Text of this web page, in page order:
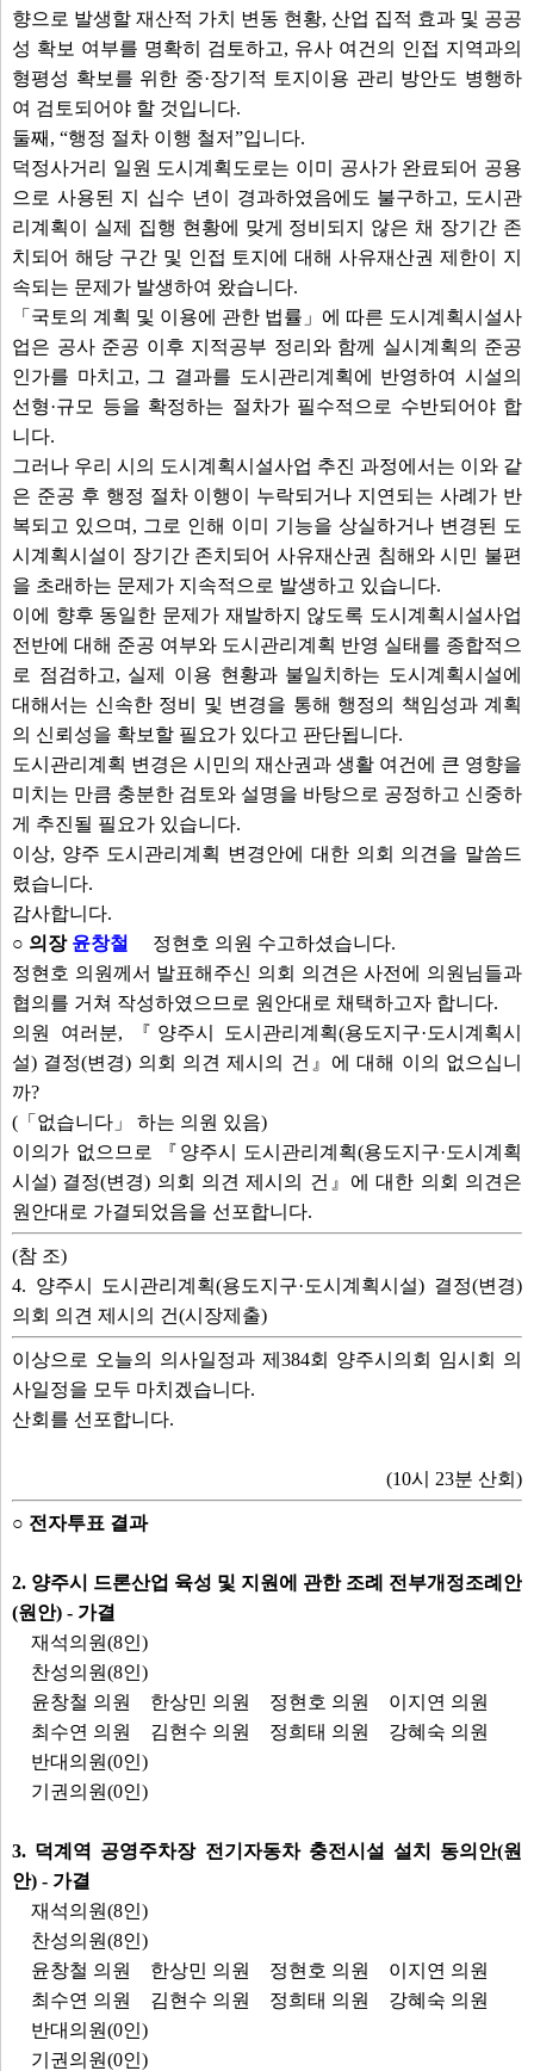
향으로 발생할 재산적 가치 변동 현황, 산업 집적 효과 및 공공
성 확보 여부를 명확히 검토하고, 유사 여건의 인접 지역과의
형평성 확보를 위한 중·장기적 토지이용 관리 방안도 병행하
여 검토되어야 할 것입니다.
둘째, “행정 절차 이행 철저”입니다.
덕정사거리 일원 도시계획도로는 이미 공사가 완료되어 공용
으로 사용된 지 십수 년이 경과하였음에도 불구하고, 도시관
리계획이 실제 집행 현황에 맞게 정비되지 않은 채 장기간 존
치되어 해당 구간 및 인접 토지에 대해 사유재산권 제한이 지
속되는 문제가 발생하여 왔습니다.
「국토의 계획 및 이용에 관한 법률」에 따른 도시계획시설사
업은 공사 준공 이후 지적공부 정리와 함께 실시계획의 준공
인가를 마치고, 그 결과를 도시관리계획에 반영하여 시설의
선형·규모 등을 확정하는 절차가 필수적으로 수반되어야 합
니다.
그러나 우리 시의 도시계획시설사업 추진 과정에서는 이와 같
은 준공 후 행정 절차 이행이 누락되거나 지연되는 사례가 반
복되고 있으며, 그로 인해 이미 기능을 상실하거나 변경된 도
시계획시설이 장기간 존치되어 사유재산권 침해와 시민 불편
을 초래하는 문제가 지속적으로 발생하고 있습니다.
이에 향후 동일한 문제가 재발하지 않도록 도시계획시설사업
전반에 대해 준공 여부와 도시관리계획 반영 실태를 종합적으
로 점검하고, 실제 이용 현황과 불일치하는 도시계획시설에
대해서는 신속한 정비 및 변경을 통해 행정의 책임성과 계획
의 신뢰성을 확보할 필요가 있다고 판단됩니다.
도시관리계획 변경은 시민의 재산권과 생활 여건에 큰 영향을
미치는 만큼 충분한 검토와 설명을 바탕으로 공정하고 신중하
게 추진될 필요가 있습니다.
이상, 양주 도시관리계획 변경안에 대한 의회 의견을 말씀드
렸습니다.
감사합니다.
○ 의장 윤창철
정현호 의원 수고하셨습니다.
정현호 의원께서 발표해주신 의회 의견은 사전에 의원님들과
협의를 거쳐 작성하였으므로 원안대로 채택하고자 합니다.
의원 여러분, 『양주시 도시관리계획(용도지구·도시계획시
설) 결정(변경) 의회 의견 제시의 건』에 대해 이의 없으십니
까?
(「없습니다」 하는 의원 있음)
이의가 없으므로 『양주시 도시관리계획(용도지구·도시계획
시설) 결정(변경) 의회 의견 제시의 건』에 대한 의회 의견은
원안대로 가결되었음을 선포합니다.
(참 조)
4. 양주시 도시관리계획(용도지구·도시계획시설) 결정(변경)
의회 의견 제시의 건(시장제출)
이상으로 오늘의 의사일정과 제384회 양주시의회 임시회 의
사일정을 모두 마치겠습니다.
산회를 선포합니다.
(10시 23분 산회)
○ 전자투표 결과
2. 양주시 드론산업 육성 및 지원에 관한 조례 전부개정조례안
(원안) - 가결
재석의원(8인)
찬성의원(8인)
윤창철 의원
한상민 의원 정현호 의원
이지연 의원
최수연 의원
김현수 의원 정희태 의원
강혜숙 의원
반대의원(0인)
기권의원(0인)
3. 덕계역 공영주차장 전기자동차 충전시설 설치 동의안(원
안) - 가결
재석의원(8인)
찬성의원(8인)
윤창철 의원
한상민 의원 정현호 의원
이지연 의원
최수연 의원
김현수 의원 정희태 의원
강혜숙 의원
반대의원(0인)
기권의원(0인)